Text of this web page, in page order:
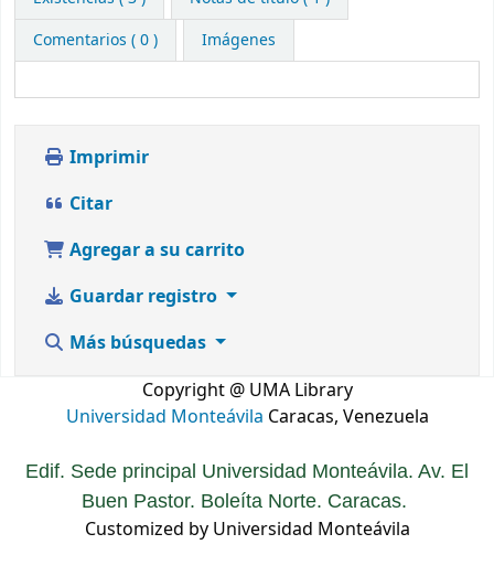
Comentarios ( 0 )
Imágenes
Imprimir
Citar
Agregar a su carrito
Guardar registro
Más búsquedas
Copyright @ UMA Library
Universidad Monteávila Caracas, Venezuela
Edif. Sede principal Universidad Monteávila. Av. El
Buen Pastor. Boleíta Norte. Caracas.
Customized by Universidad Monteávila